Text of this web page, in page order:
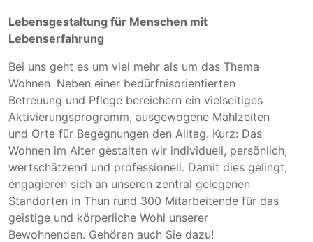
Lebensgestaltung für Menschen mit
Lebenserfahrung
Bei uns geht es um viel mehr als um das Thema
Wohnen. Neben einer bedürfnisorientierten
Betreuung und Pflege bereichern ein vielseitiges
Aktivierungsprogramm, ausgewogene Mahlzeiten
und Orte für Begegnungen den Alltag. Kurz: Das
Wohnen im Alter gestalten wir individuell, persönlich,
wertschätzend und professionell. Damit dies gelingt,
engagieren sich an unseren zentral gelegenen
Standorten in Thun rund 300 Mitarbeitende für das
geistige und körperliche Wohl unserer
Bewohnenden. Gehören auch Sie dazu!